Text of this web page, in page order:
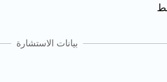
بيانات الاستشارة